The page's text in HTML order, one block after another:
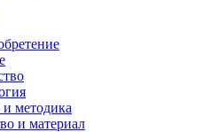
методика
и материал